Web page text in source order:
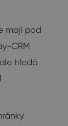
mají pod
CRM
hledá